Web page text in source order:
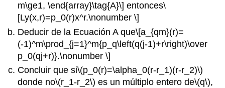
m\ge1, \end{array}\tag{A}\] entonces\
[Ly(x,r)=p_0(r)x^r.\nonumber \]
Deducir de la Ecuación A que\[a_{qm}(r)=
(-1)^m\prod_{j=1}^m{p_q\left(q(j-1)+r\right)\over
p_0(qj+r)}.\nonumber \]
Concluir que si\(p_0(r)=\alpha_0(r-r_1)(r-r_2)\)
donde no\(r_1-r_2\) es un múltiplo entero de\(q\),